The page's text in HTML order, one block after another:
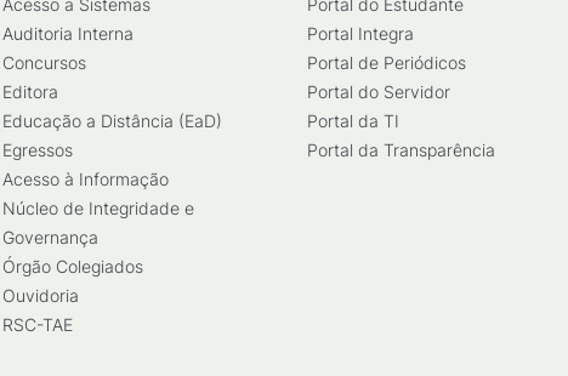
Acesso a Sistemas
Auditoria Interna
Concursos
Editora
Educação a Distância (EaD)
Egressos
Acesso à Informação
Núcleo de Integridade e
Governança
Órgão Colegiados
Ouvidoria
RSC-TAE
Portal do Estudante
Portal Integra
Portal de Periódicos
Portal do Servidor
Portal da TI
Portal da Transparência